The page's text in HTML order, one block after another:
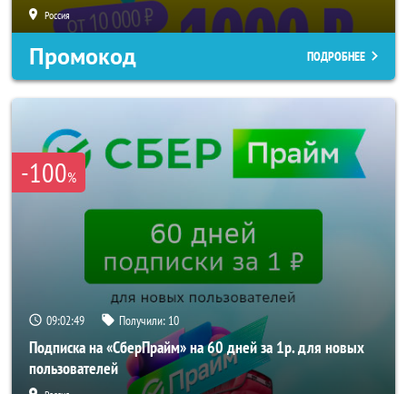
Россия
Промокод ПОДРОБНЕЕ
-100%
09:02:47 Получили: 10
Подписка на «СберПрайм» на 60 дней за 1р. для новых
пользователей